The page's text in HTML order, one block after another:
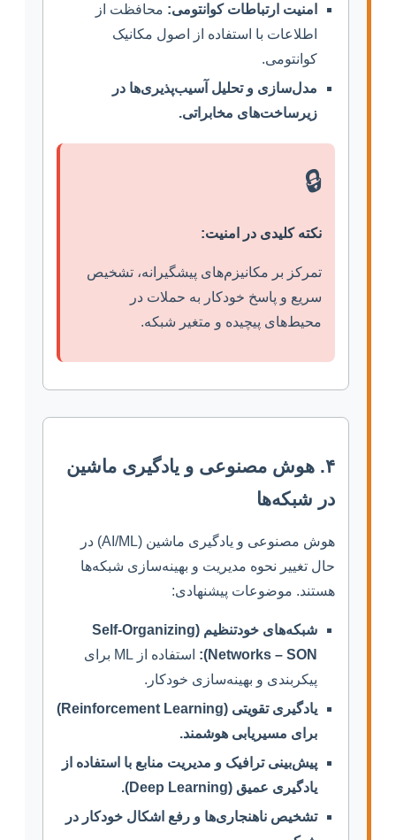
امنیت ارتباطات کوانتومی: محافظت از
اطلاعات با استفاده از اصول مکانیک
کوانتومی.
مدل‌سازی و تحلیل آسیب‌پذیری‌ها در
زیرساخت‌های مخابراتی.
🔒
نکته کلیدی در امنیت:
تمرکز بر مکانیزم‌های پیشگیرانه، تشخیص
سریع و پاسخ خودکار به حملات در
محیط‌های پیچیده و متغیر شبکه.
۴. هوش مصنوعی و یادگیری ماشین
در شبکه‌ها
هوش مصنوعی و یادگیری ماشین (AI/ML) در
حال تغییر نحوه مدیریت و بهینه‌سازی شبکه‌ها
هستند. موضوعات پیشنهادی:
شبکه‌های خودتنظیم (Self-Organizing
Networks – SON):
استفاده از ML برای
پیکربندی و بهینه‌سازی خودکار.
یادگیری تقویتی (Reinforcement Learning)
برای مسیریابی هوشمند.
پیش‌بینی ترافیک و مدیریت منابع با استفاده از
یادگیری عمیق (Deep Learning).
تشخیص ناهنجاری‌ها و رفع اشکال خودکار در